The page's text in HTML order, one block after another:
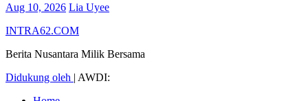
Aug 10, 2026 Lia Uyee
INTRA62.COM
Berita Nusantara Milik Bersama
Didukung oleh | AWDI: